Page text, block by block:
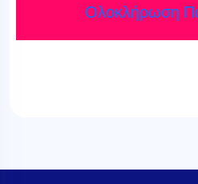
Ολοκλήρωση